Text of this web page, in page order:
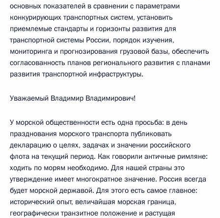
основных показателей в сравнении с параметрами
конкурирующих транспортных систем, установить
приемлемые стандарты и горизонты развития для
транспортной системы России, порядок изучения,
мониторинга и прогнозирования грузовой базы, обеспечить
согласованность планов регионального развития с планами
развития транспортной инфраструктуры.
Уважаемый Владимир Владимирович!
У морской общественности есть одна просьба: в день
празднования морского транспорта публиковать
декларацию о целях, задачах и значении российского
флота на текущий период. Как говорили античные римляне:
ходить по морям необходимо. Для нашей страны это
утверждение имеет многократное значение. Россия всегда
будет морской державой. Для этого есть самое главное:
исторический опыт, величайшая морская граница,
географически транзитное положение и растущая